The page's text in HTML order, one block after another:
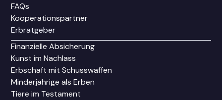
FAQs
Kooperationspartner
Erbratgeber
Finanzielle Absicherung
Kunst im Nachlass
Erbschaft mit Schusswaffen
Minderjährige als Erben
Tiere im Testament